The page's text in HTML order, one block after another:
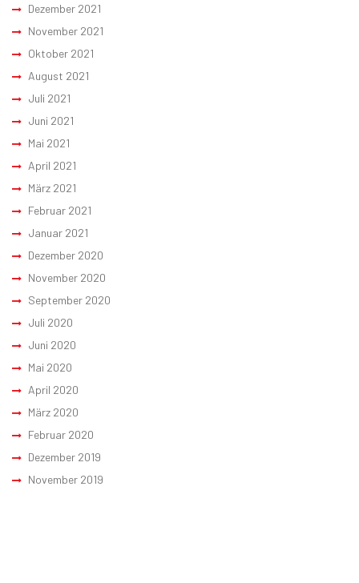
Dezember 2021
November 2021
Oktober 2021
August 2021
Juli 2021
Juni 2021
Mai 2021
April 2021
März 2021
Februar 2021
Januar 2021
Dezember 2020
November 2020
September 2020
Juli 2020
Juni 2020
Mai 2020
April 2020
März 2020
Februar 2020
Dezember 2019
November 2019